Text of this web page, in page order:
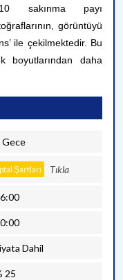
sakınma payı
görüntüyü
ile çekilmektedir. Bu
boyutlarından daha
Gece
Şartları Tıkla
Dahil
25